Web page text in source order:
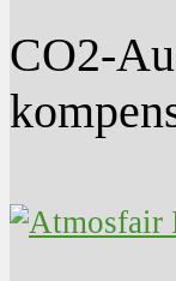
CO2-